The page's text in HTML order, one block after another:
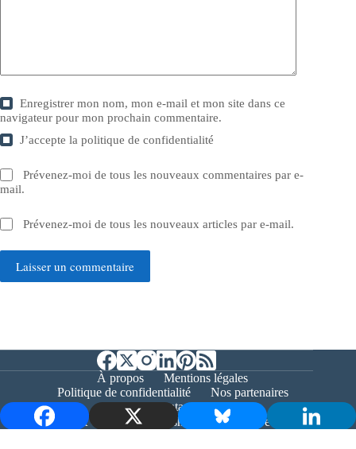
Enregistrer mon nom, mon e-mail et mon site dans ce
navigateur pour mon prochain commentaire.
J’accepte lapolitique de confidentialité
Prévenez-moi de tous les nouveaux commentaires par e-
mail.
Prévenez-moi de tous les nouveaux articles par e-mail.
Laisser un commentaire
À propos
Mentions légales
Politique de confidentialité
Nos partenaires
Contact
Copyright © 2026 - Bernieshoot.fr Journal Web